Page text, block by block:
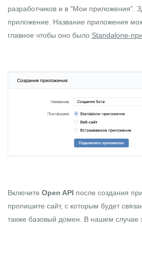
разработчиков и в "Мои приложения".
приложение. Название приложения
главное чтобы оно было Standalone-
Включите Open API после создания
пропишите сайт, с которым будет
также базовый домен. В нашем случае